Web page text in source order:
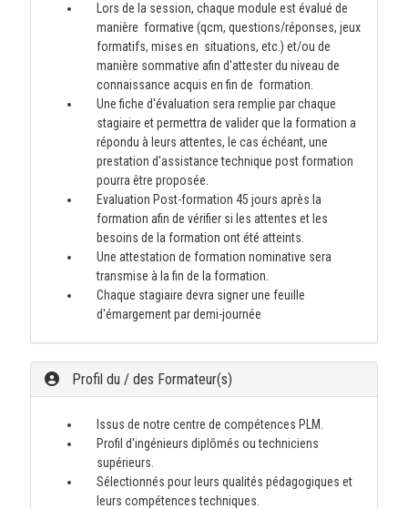
Lors de la session, chaque module est évalué de
manière formative (qcm, questions/réponses, jeux
formatifs, mises en situations, etc.) et/ou de
manière sommative afin d'attester du niveau de
connaissance acquis en fin de formation.
Une fiche d'évaluation sera remplie par chaque
stagiaire et permettra de valider que la formation a
répondu à leurs attentes, le cas échéant, une
prestation d'assistance technique post formation
pourra être proposée.
Evaluation Post-formation 45 jours après la
formation afin de vérifier si les attentes et les
besoins de la formation ont été atteints.
Une attestation de formation nominative sera
transmise à la fin de la formation.
Chaque stagiaire devra signer une feuille
d'émargement par demi-journée
Profil du / des Formateur(s)
Issus de notre centre de compétences PLM.
Profil d'ingénieurs diplômés ou techniciens
supérieurs.
Sélectionnés pour leurs qualités pédagogiques et
leurs compétences techniques.